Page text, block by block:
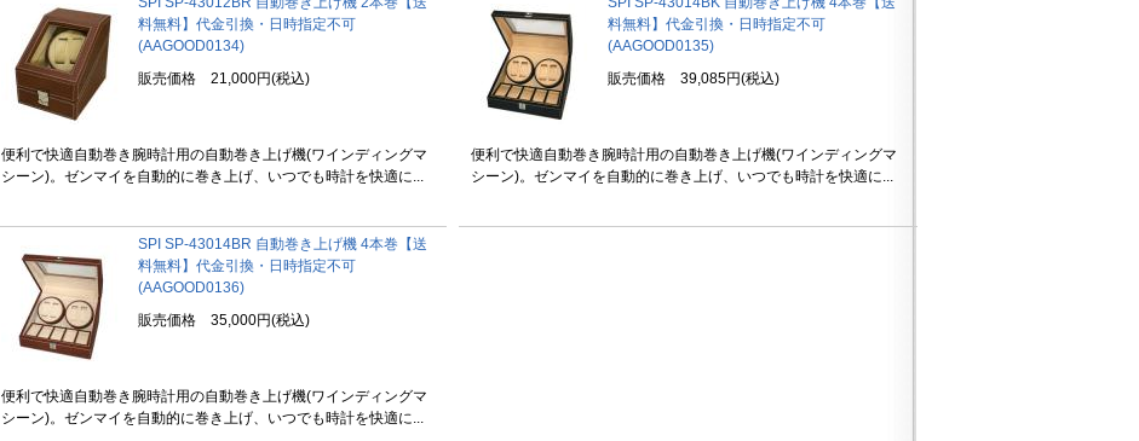
料無料】代金引換・日時指定不可
(AAGOOD0134)
販売価格 21,000円(税込)
便利で快適自動巻き腕時計用の自動巻き上げ機(ワインディングマ
シーン)。ゼンマイを自動的に巻き上げ、いつでも時計を快適に...
料無料】代金引換・日時指定不可
(AAGOOD0135)
販売価格 39,085円(税込)
便利で快適自動巻き腕時計用の自動巻き上げ機(ワインディングマ
シーン)。ゼンマイを自動的に巻き上げ、いつでも時計を快適に...
SPI SP-43014BR 自動巻き上げ機 4本巻【送
料無料】代金引換・日時指定不可
(AAGOOD0136)
販売価格 35,000円(税込)
便利で快適自動巻き腕時計用の自動巻き上げ機(ワインディングマ
シーン)。ゼンマイを自動的に巻き上げ、いつでも時計を快適に...